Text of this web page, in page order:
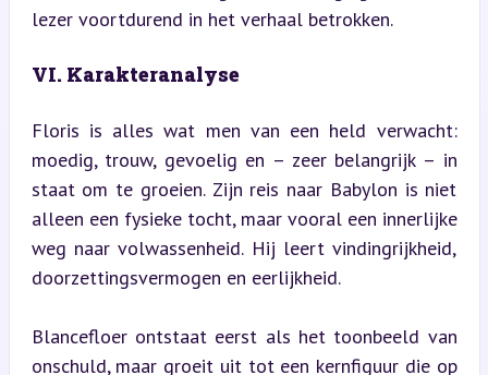
lezer voortdurend in het verhaal betrokken.
VI. Karakteranalyse
Floris is alles wat men van een held verwacht:
moedig, trouw, gevoelig en – zeer belangrijk – in
staat om te groeien. Zijn reis naar Babylon is niet
alleen een fysieke tocht, maar vooral een innerlijke
weg naar volwassenheid. Hij leert vindingrijkheid,
doorzettingsvermogen en eerlijkheid.
Blancefloer ontstaat eerst als het toonbeeld van
onschuld, maar groeit uit tot een kernfiguur die op